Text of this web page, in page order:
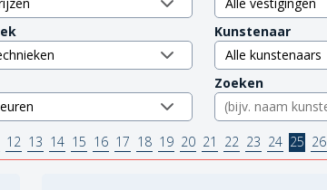
Kunstenaar
Zoeken
12 13 14 15 16 17 18 19 20 21 22 23 24 25 26